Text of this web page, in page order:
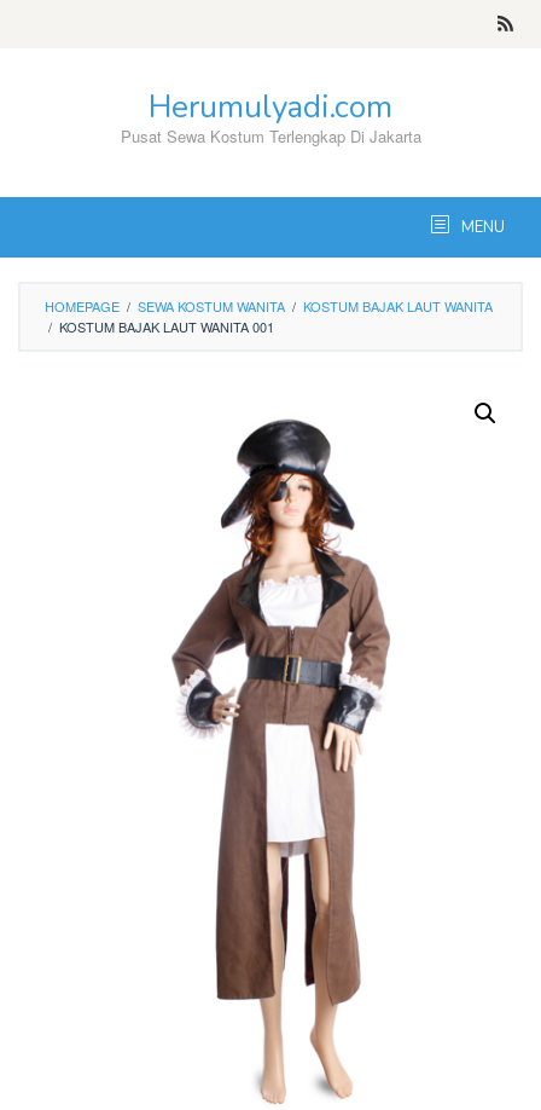
Herumulyadi.com
Pusat Sewa Kostum Terlengkap Di Jakarta
MENU
HOMEPAGE / SEWA KOSTUM WANITA / KOSTUM BAJAK LAUT WANITA
/ KOSTUM BAJAK LAUT WANITA 001